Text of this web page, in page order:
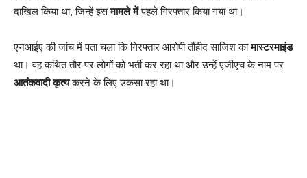
दाखिल किया था, जिन्हें इसमामले मेंपहले गिरफ्तार किया गया था।
एनआईए की जांच में पता चला कि गिरफ्तार आरोपी तौहीद साजिश कामास्टरमाइंड
था। वह कथित तौर पर लोगों को भर्ती कर रहा था और उन्हें एजीएच के नाम पर
आतंकवादी कृत्यकरने के लिए उकसा रहा था।